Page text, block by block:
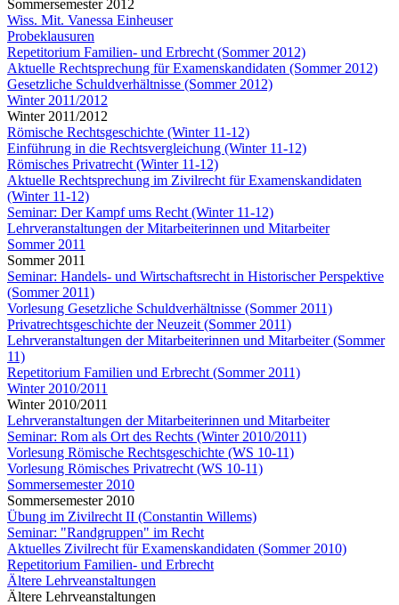
Sommersemester 2012
Wiss. Mit. Vanessa Einheuser
Probeklausuren
Repetitorium Familien- und Erbrecht (Sommer 2012)
Aktuelle Rechtsprechung für Examenskandidaten (Sommer 2012)
Gesetzliche Schuldverhältnisse (Sommer 2012)
Winter 2011/2012
Winter 2011/2012
Römische Rechtsgeschichte (Winter 11-12)
Einführung in die Rechtsvergleichung (Winter 11-12)
Römisches Privatrecht (Winter 11-12)
Aktuelle Rechtsprechung im Zivilrecht für Examenskandidaten
(Winter 11-12)
Seminar: Der Kampf ums Recht (Winter 11-12)
Lehrveranstaltungen der Mitarbeiterinnen und Mitarbeiter
Sommer 2011
Sommer 2011
Seminar: Handels- und Wirtschaftsrecht in Historischer Perspektive
(Sommer 2011)
Vorlesung Gesetzliche Schuldverhältnisse (Sommer 2011)
Privatrechtsgeschichte der Neuzeit (Sommer 2011)
Lehrveranstaltungen der Mitarbeiterinnen und Mitarbeiter (Sommer
11)
Repetitorium Familien und Erbrecht (Sommer 2011)
Winter 2010/2011
Winter 2010/2011
Lehrveranstaltungen der Mitarbeiterinnen und Mitarbeiter
Seminar: Rom als Ort des Rechts (Winter 2010/2011)
Vorlesung Römische Rechtsgeschichte (WS 10-11)
Vorlesung Römisches Privatrecht (WS 10-11)
Sommersemester 2010
Sommersemester 2010
Übung im Zivilrecht II (Constantin Willems)
Seminar: "Randgruppen" im Recht
Aktuelles Zivilrecht für Examenskandidaten (Sommer 2010)
Repetitorium Familien- und Erbrecht
Ältere Lehrveanstaltungen
Ältere Lehrveanstaltungen